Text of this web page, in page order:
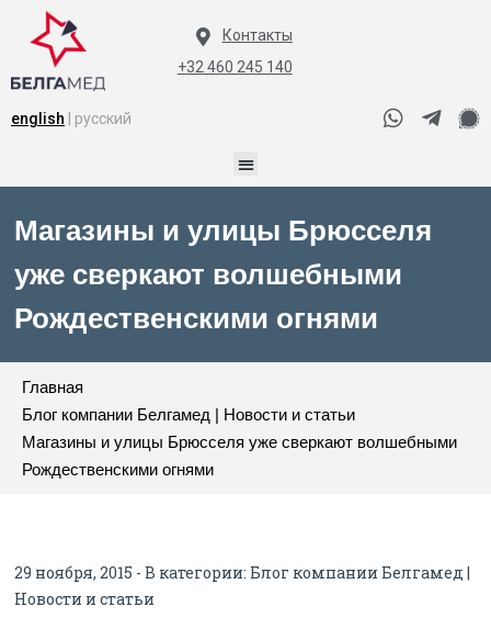
Контакты
+32 460 245 140
english | русский
Магазины и улицы Брюсселя
уже сверкают волшебными
Рождественскими огнями
Главная
Блог компании Белгамед | Новости и статьи
Магазины и улицы Брюсселя уже сверкают волшебными
Рождественскими огнями
29 ноября, 2015 - В категории:Блог компании Белгамед |
Новости и статьи